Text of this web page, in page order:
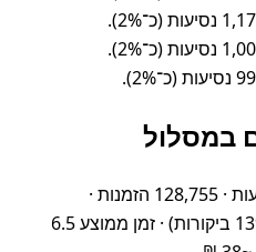
במסלול
Tividi – 14,038 נסיעות · 128,755 הזמנות ·
דירוג 4.58/5 (139,977 ביקורות) · זמן ממוצע 6.5